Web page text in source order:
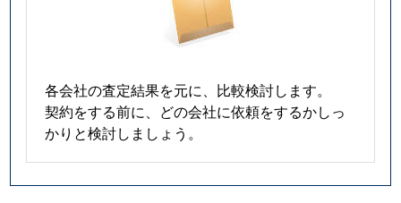
各会社の査定結果を元に、比較検討します。
契約をする前に、どの会社に依頼をするかしっ
かりと検討しましょう。